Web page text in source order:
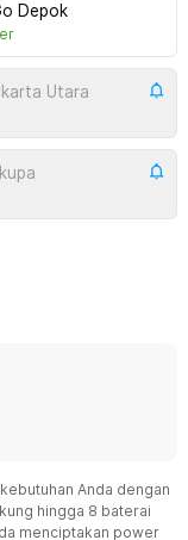
Depok
Utara
Anda dengan
hingga 8 baterai
menciptakan power